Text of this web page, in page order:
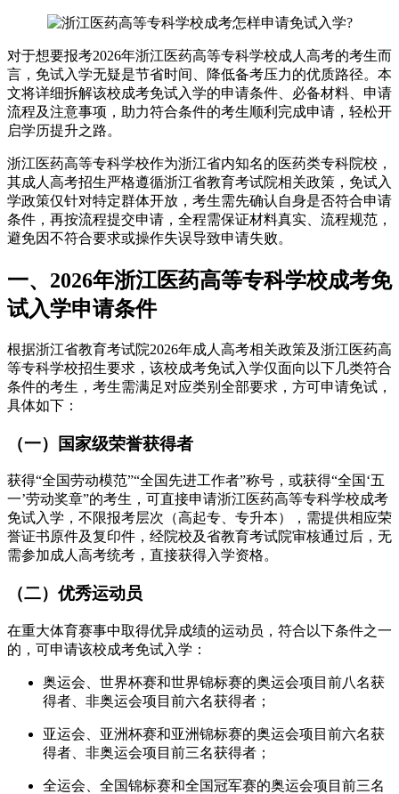
对于想要报考2026年浙江医药高等专科学校成人高考的考生而
言，免试入学无疑是节省时间、降低备考压力的优质路径。本
文将详细拆解该校成考免试入学的申请条件、必备材料、申请
流程及注意事项，助力符合条件的考生顺利完成申请，轻松开
启学历提升之路。
浙江医药高等专科学校作为浙江省内知名的医药类专科院校，
其成人高考招生严格遵循浙江省教育考试院相关政策，免试入
学政策仅针对特定群体开放，考生需先确认自身是否符合申请
条件，再按流程提交申请，全程需保证材料真实、流程规范，
避免因不符合要求或操作失误导致申请失败。
一、2026年浙江医药高等专科学校成考免
试入学申请条件
根据浙江省教育考试院2026年成人高考相关政策及浙江医药高
等专科学校招生要求，该校成考免试入学仅面向以下几类符合
条件的考生，考生需满足对应类别全部要求，方可申请免试，
具体如下：
（一）国家级荣誉获得者
获得“全国劳动模范”“全国先进工作者”称号，或获得“全国‘五
一’劳动奖章”的考生，可直接申请浙江医药高等专科学校成考
免试入学，不限报考层次（高起专、专升本），需提供相应荣
誉证书原件及复印件，经院校及省教育考试院审核通过后，无
需参加成人高考统考，直接获得入学资格。
（二）优秀运动员
在重大体育赛事中取得优异成绩的运动员，符合以下条件之一
的，可申请该校成考免试入学：
奥运会、世界杯赛和世界锦标赛的奥运会项目前八名获
得者、非奥运会项目前六名获得者；
亚运会、亚洲杯赛和亚洲锦标赛的奥运会项目前六名获
得者、非奥运会项目前三名获得者；
全运会、全国锦标赛和全国冠军赛的奥运会项目前三名